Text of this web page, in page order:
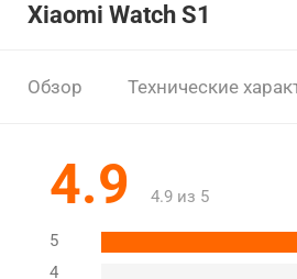
Xiaomi Watch S1
Обзор Технические
4.9 4.9 из 5
5
4